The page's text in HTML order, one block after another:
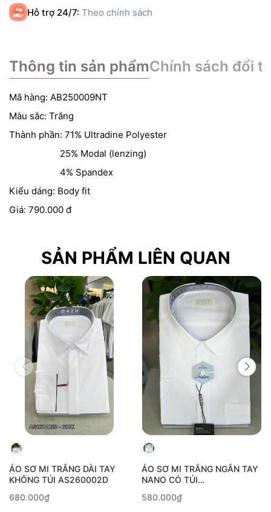
Hỗ trợ 24/7: Theo chính sách
Thông tin sản phẩmChính sách đổi
Mã hàng: AB250009NT
Màu sắc: Trắng
Thành phần: 71% Ultradine Polyester
25% Modal (lenzing)
4% Spandex
Kiểu dáng: Body fit
Giá: 790.000 đ
SẢN PHẨM LIÊN QUAN
ÁO SƠ MI TRẮNG DÀI TAY
KHÔNG TÚI AS260002D
680.000₫
ÁO SƠ MI TRẮNG NGẮN TAY
NANO CÓ TÚI
580.000₫